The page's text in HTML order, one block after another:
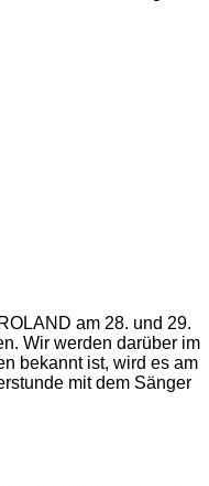
am 28. und 29.
Wir werden darüber im
bekannt ist, wird es am
mit dem Sänger